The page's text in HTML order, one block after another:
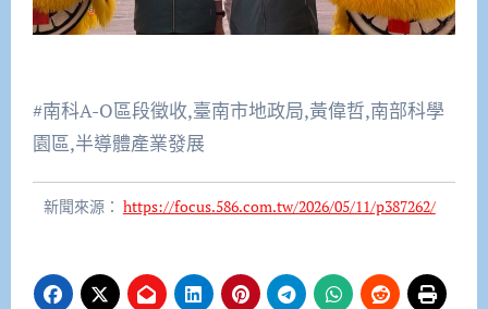
#南科A-O區段徵收,臺南市地政局,黃偉哲,南部科學
園區,半導體產業發展
新聞來源： https://focus.586.com.tw/2026/05/11/p387262/